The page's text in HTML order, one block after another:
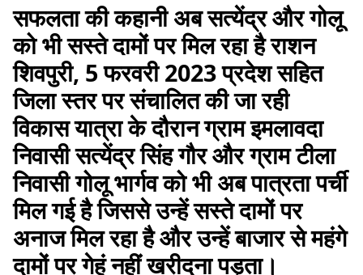
सफलता की कहानी अब सत्येंद्र और गोलू
को भी सस्ते दामों पर मिल रहा है राशन
शिवपुरी, 5 फरवरी 2023 प्रदेश सहित
जिला स्तर पर संचालित की जा रही
विकास यात्रा के दौरान ग्राम इमलावदा
निवासी सत्येंद्र सिंह गौर और ग्राम टीला
निवासी गोलू भार्गव को भी अब पात्रता पर्ची
मिल गई है जिससे उन्हें सस्ते दामों पर
अनाज मिल रहा है और उन्हें बाजार से महंगे
दामों पर गेहूं नहीं खरीदना पड़ता।